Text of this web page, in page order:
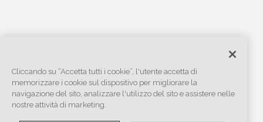
Cliccando su “Accetta tutti i cookie”, l'utente accetta di
memorizzare i cookie sul dispositivo per migliorare la
navigazione del sito, analizzare l'utilizzo del sito e assistere nelle
nostre attività di marketing.